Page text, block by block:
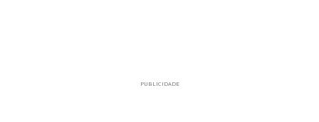
PUBLICIDADE